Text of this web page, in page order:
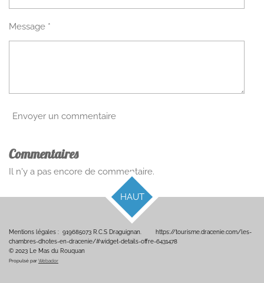
Message *
Envoyer un commentaire
Commentaires
Il n'y a pas encore de commentaire.
HAUT
Mentions légales : 919685073 R.C.S Draguignan. https://tourisme.dracenie.com/les-
chambres-dhotes-en-dracenie/#widget-details-offre-6431478
© 2023 Le Mas du Rouquan
Propulsé par Webador